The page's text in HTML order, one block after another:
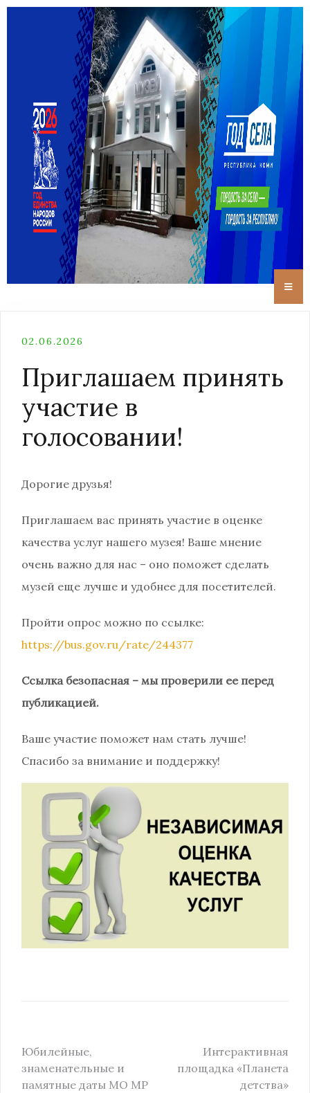
02.06.2026
Приглашаем принять
участие в
голосовании!
Дорогие друзья!
Приглашаем вас принять участие в оценке
качества услуг нашего музея! Ваше мнение
очень важно для нас – оно поможет сделать
музей еще лучше и удобнее для посетителей.
Пройти опрос можно по ссылке:
https://bus.gov.ru/rate/244377
Ссылка безопасная – мы проверили ее перед
публикацией.
Ваше участие поможет нам стать лучше!
Спасибо за внимание и поддержку!
Юбилейные,
знаменательные и
памятные даты МО МР
Интерактивная
площадка «Планета
детства»